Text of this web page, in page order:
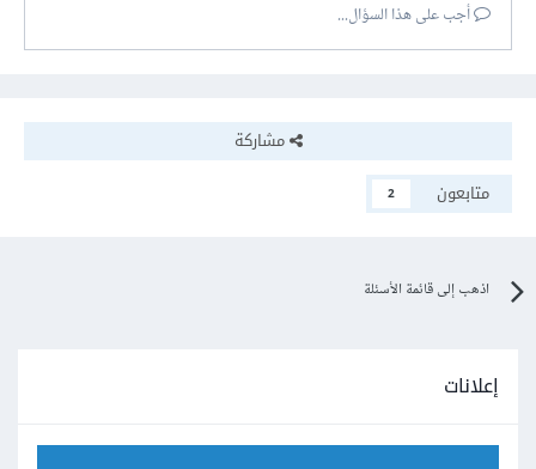
أجب على هذا السؤال...
مشاركة
متابعون
2
اذهب إلى قائمة الأسئلة
إعلانات